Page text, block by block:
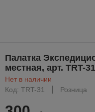
Палатка
местная, арт. TRT-
Нет в наличии
Код: TRT-31
Розница